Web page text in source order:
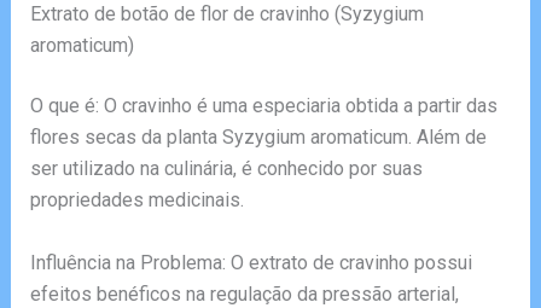
Extrato de botão de flor de cravinho (Syzygium
aromaticum)
O que é: O cravinho é uma especiaria obtida a partir das
flores secas da planta Syzygium aromaticum. Além de
ser utilizado na culinária, é conhecido por suas
propriedades medicinais.
Influência na Problema: O extrato de cravinho possui
efeitos benéficos na regulação da pressão arterial,